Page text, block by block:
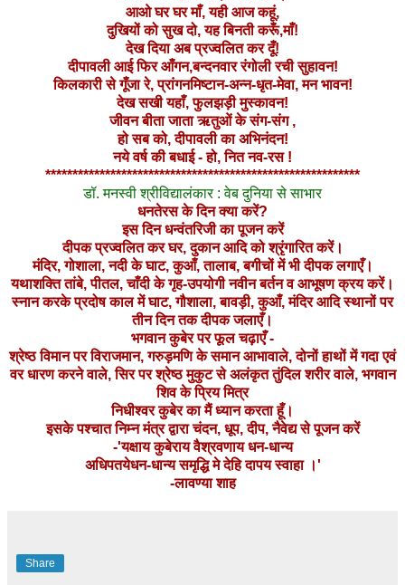
आओ घर घर माँ, यही आज कहूं,
दुखियों को सुख दो, यह बिनती करूँ,माँ!
देख दिया अब प्रज्वलित कर दूँ!
दीपावली आई फिर आँगन,बन्दनवार रंगोली रची सुहावन!
किलकारी से गूँजा रे, प्रांगनमिष्टान-अन्न-धृत-मेवा, मन भावन!
देख सखी यहाँ, फुलझड़ी मुस्कावन!
जीवन बीता जाता ऋतुओं के संग-संग ,
हो सब को, दीपावली का अभिनंदन!
नये वर्ष की बधाई - हो, नित नव-रस !
**********************************************************
डॉ. मनस्वी श्रीविद्यालंकार : वेब दुनिया से साभार
धनतेरस के दिन क्या करें?
इस दिन धन्वंतरिजी का पूजन करें
दीपक प्रज्वलित कर घर, दुकान आदि को श्रृंगारित करें।
मंदिर, गोशाला, नदी के घाट, कुआँ, तालाब, बगीचों में भी दीपक लगाएँ।
यथाशक्ति तांबे, पीतल, चाँदी के गृह-उपयोगी नवीन बर्तन व आभूषण क्रय करें।
स्नान करके प्रदोष काल में घाट, गौशाला, बावड़ी, कुआँ, मंदिर आदि स्थानों पर
तीन दिन तक दीपक जलाएँ।
भगवान कुबेर पर फूल चढ़ाएँ -
श्रेष्ठ विमान पर विराजमान, गरुड़मणि के समान आभावाले, दोनों हाथों में गदा एवं
वर धारण करने वाले, सिर पर श्रेष्ठ मुकुट से अलंकृत तुंदिल शरीर वाले, भगवान
शिव के प्रिय मित्र
निधीश्वर कुबेर का मैं ध्यान करता हूँ।
इसके पश्चात निम्न मंत्र द्वारा चंदन, धूप, दीप, नैवेद्य से पूजन करें
-'यक्षाय कुबेराय वैश्रवणाय धन-धान्य
अधिपतयेधन-धान्य समृद्धि मे देहि दापय स्वाहा ।'
-लावण्या शाह
Share